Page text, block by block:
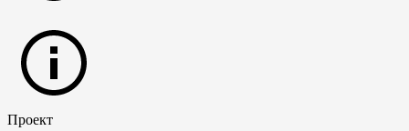
Проект